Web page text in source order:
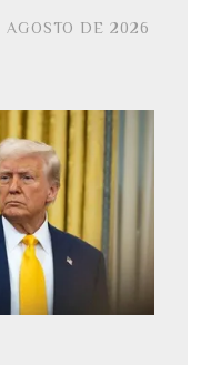
AGOSTO DE 2026